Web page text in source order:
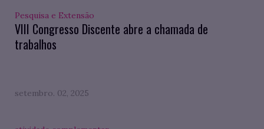
Pesquisa e Extensão
VIII Congresso Discente abre a chamada de
trabalhos
setembro. 02, 2025